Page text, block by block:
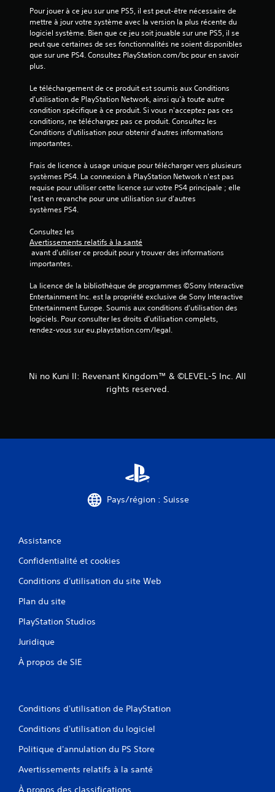
(
9
0
3
v
i
Pour jouer à ce jeu sur une PS5, il est peut-être nécessaire de
mettre à jour votre système avec la version la plus récente du
logiciel système. Bien que ce jeu soit jouable sur une PS5, il se
peut que certaines de ses fonctionnalités ne soient disponibles
que sur une PS4. Consultez PlayStation.com/bc pour en savoir
plus.
Le téléchargement de ce produit est soumis aux Conditions
d'utilisation de PlayStation Network, ainsi qu'à toute autre
condition spécifique à ce produit. Si vous n'acceptez pas ces
conditions, ne téléchargez pas ce produit. Consultez les
Conditions d'utilisation pour obtenir d'autres informations
importantes.
Frais de licence à usage unique pour télécharger vers plusieurs
systèmes PS4. La connexion à PlayStation Network n'est pas
requise pour utiliser cette licence sur votre PS4 principale ; elle
l'est en revanche pour une utilisation sur d'autres
systèmes PS4.
Consultez les
Avertissements relatifs à la santé
importantes.
La licence de la bibliothèque de programmes ©Sony Interactive
Entertainment Inc. est la propriété exclusive de Sony Interactive
Entertainment Europe. Soumis aux conditions d’utilisation des
logiciels. Pour consulter les droits d’utilisation complets,
rendez-vous sur eu.playstation.com/legal.
Ni no Kuni II: Revenant Kingdom™ & ©LEVEL-5 Inc. All
rights reserved.
Pays/région : Suisse
Assistance
Confidentialité et cookies
Conditions d'utilisation du site Web
Plan du site
PlayStation Studios
Juridique
À propos de SIE
Conditions d'utilisation de PlayStation
Conditions d'utilisation du logiciel
Politique d'annulation du PS Store
Avertissements relatifs à la santé
À propos des classifications